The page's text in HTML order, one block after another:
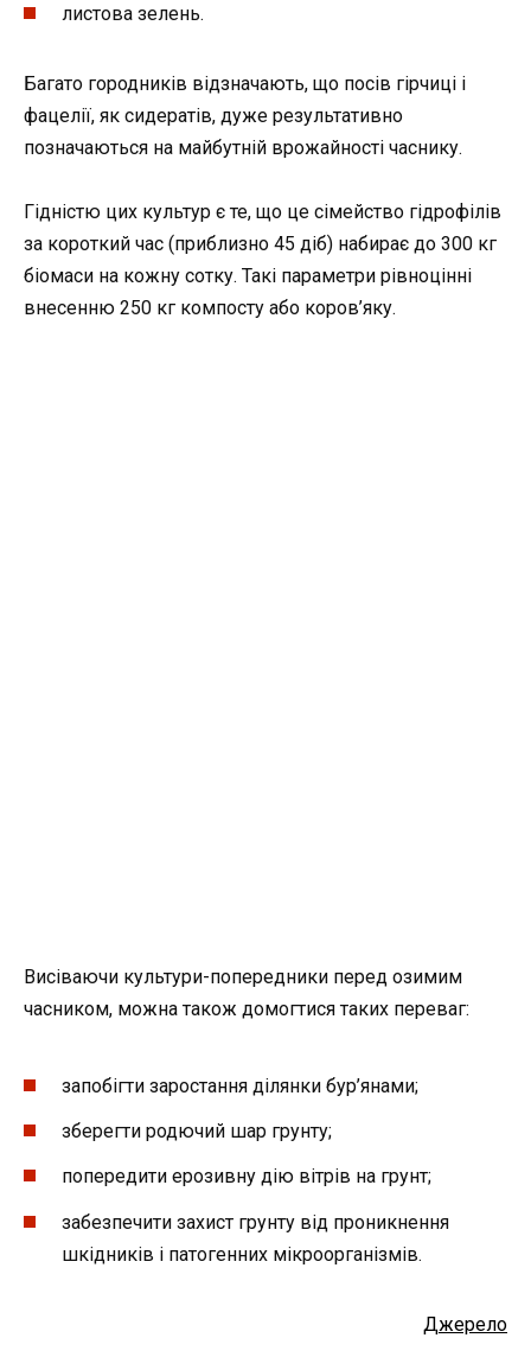
листова зелень.
Багато городників відзначають, що посів гірчиці і
фацелії, як сидератів, дуже результативно
позначаються на майбутній врожайності часнику.
Гідністю цих культур є те, що це сімейство гідрофілів
за короткий час (приблизно 45 діб) набирає до 300 кг
біомаси на кожну сотку. Такі параметри рівноцінні
внесенню 250 кг компосту або коров’яку.
Висіваючи культури-попередники перед озимим
часником, можна також домогтися таких переваг:
запобігти заростання ділянки бур’янами;
зберегти родючий шар грунту;
попередити ерозивну дію вітрів на грунт;
забезпечити захист грунту від проникнення
шкідників і патогенних мікроорганізмів.
Джерело